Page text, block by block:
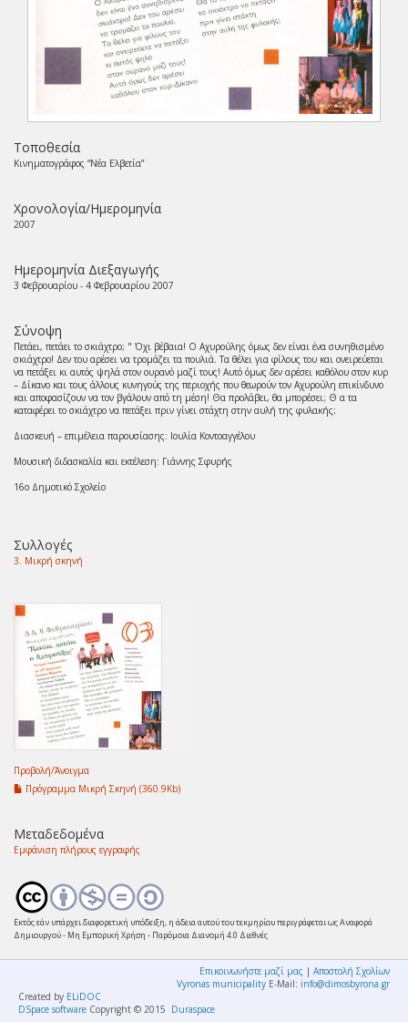
Τοποθεσία
Κινηματογράφος “Νέα Ελβετία”
Χρονολογία/Ημερομηνία
2007
Ημερομηνία Διεξαγωγής
3 Φεβρουαρίου - 4 Φεβρουαρίου 2007
Σύνοψη
Πετάει, πετάει το σκιάχτρο; " Όχι βέβαια! Ο Αχυρούλης όμως δεν είναι ένα συνηθισμένο
σκιάχτρο! Δεν του αρέσει να τρομάζει τα πουλιά. Τα θέλει για φίλους του και ονειρεύεται
να πετάξει κι αυτός ψηλά στον ουρανό μαζί τους! Αυτό όμως δεν αρέσει καθόλου στον κυρ
– Δίκανο και τους άλλους κυνηγούς της περιοχής που θεωρούν τον Αχυρούλη επικίνδυνο
και αποφασίζουν να τον βγάλουν από τη μέση! Θα προλάβει, θα μπορέσει; Θ α τα
καταφέρει το σκιάχτρο να πετάξει πριν γίνει στάχτη στην αυλή της φυλακής;
Διασκευή – επιμέλεια παρουσίασης: Ιουλία Κοντοαγγέλου
Μουσική διδασκαλία και εκτέλεση: Γιάννης Σφυρής
16ο Δημοτικό Σχολείο
Συλλογές
3. Μικρή σκηνή
Προβολή/Άνοιγμα
Πρόγραμμα Μικρή Σκηνή (360.9Kb)
Μεταδεδομένα
Εμφάνιση πλήρους εγγραφής
Εκτός εάν υπάρχει διαφορετική υπόδειξη, η άδεια αυτού του τεκμηρίου περιγράφεται ως Αναφορά
Δημιουργού - Μη Εμπορική Χρήση - Παρόμοια Διανομή 4.0 Διεθνές
Επικοινωνήστε μαζί μας | Αποστολή Σχολίων
Vyronas municipality E-Mail: info@dimosbyrona.gr
Created by ELiDOC
DSpace software Copyright © 2015 Duraspace